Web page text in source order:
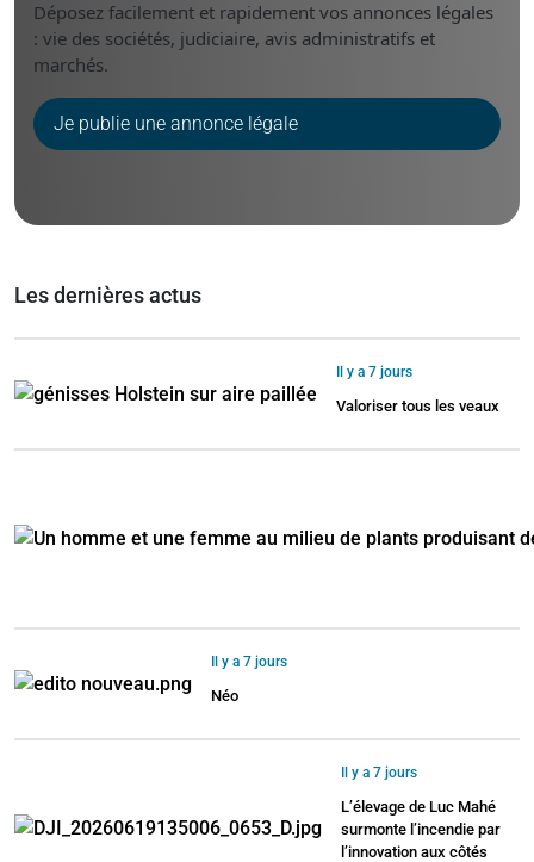
Déposez facilement et rapidement vos annonces légales
: vie des sociétés, judiciaire, avis administratifs et
marchés.
Je publie une annonce légale
Les dernières actus
Il y a 7 jours
Valoriser tous les veaux
Il y a 7 jours
Néo
Il y a 7 jours
L’élevage de Luc Mahé
surmonte l’incendie par
l’innovation aux côtés